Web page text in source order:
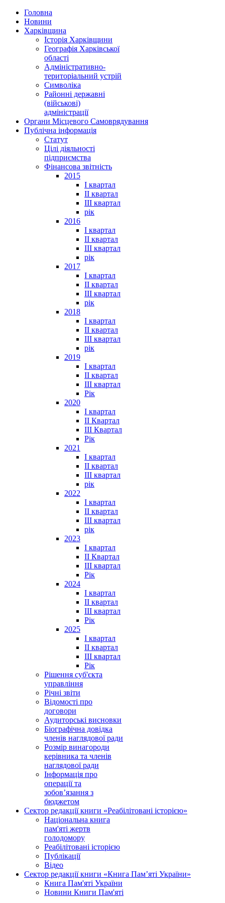
Головна
Новини
Харківщина
Історія Харківщини
Географія Харківської
області
Адміністративно-
територіальний устрій
Символіка
Районні державні
(військові)
адміністрації
Органи Місцевого Самоврядування
Публічна інформація
Статут
Цілі діяльності
підприємства
Фінансова звітність
2015
I квартал
II квартал
III квартал
рік
2016
I квартал
II квартал
III квартал
рік
2017
I квартал
II квартал
III квартал
рік
2018
I квартал
II квартал
III квартал
рік
2019
I квартал
II квартал
III квартал
Рік
2020
I квартал
II Квартал
III Квартал
Рік
2021
I квартал
II квартал
III квартал
рік
2022
I квартал
II квартал
ІІІ квартал
рік
2023
І квартал
ІІ Квартал
III квартал
Рік
2024
I квартал
II квартал
III квартал
Рік
2025
I квартал
II квартал
III квартал
Рік
Рішення суб'єкта
управління
Річні звіти
Відомості про
договори
Аудиторські висновки
Біографічна довідка
членів наглядової ради
Розмір винагороди
керівника та членів
наглядової ради
Інформація про
операції та
зобов’язання з
бюджетом
Сектор редакції книги «Реабілітовані історією»
Національна книга
пам'яті жертв
голодомору
Реабілітовані історією
Публікації
Відео
Сектор редакції книги «Книга Пам’яті України»
Книга Пам'яті України
Новини Книги Пам'яті